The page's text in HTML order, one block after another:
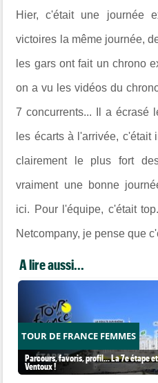
Hier, c'était une journée
victoires la même journée,
les gars ont fait un chrono
on a vu les vidéos du
7 concurrents... Il a écrasé
les écarts à l'arrivée, c'était
clairement le plus fort
vraiment une bonne
ici. Pour l'équipe, c'était
Netcompany, je pense que
A lire aussi...
TOUR DE FRANCE FEMMES
Parcours, favoris, profil… La 7e étape
Ventoux !